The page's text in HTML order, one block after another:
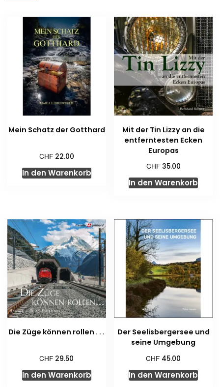
Mein Schatz der Gotthard
CHF22.00
In den Warenkorb
Mit der Tin Lizzy an die
entferntesten Ecken
Europas
CHF35.00
In den Warenkorb
Die Züge können rollen . . .
CHF 29.50
In den Warenkorb
Der Seelisbergersee und
seine Umgebung
CHF 45.00
In den Warenkorb